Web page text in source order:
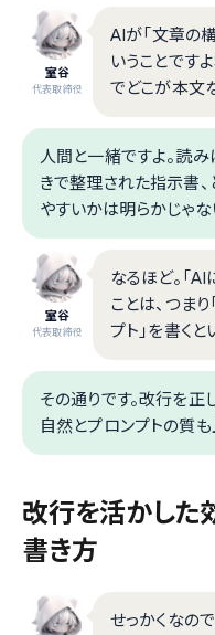
室谷
代表取締役
AIが「文章の
いうことです
でどこが本文
人間と一緒ですよ。読み
きで整理された指示書
やすいかは明らかじゃな
室谷
代表取締役
なるほど。「
ことは、つま
プト」を書くと
その通りです。改行を正
自然とプロンプトの質も
改行を活かした
書き方
せっかくなの